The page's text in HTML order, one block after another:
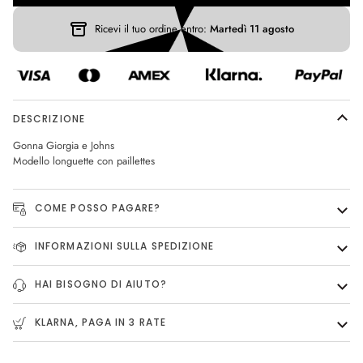
Ricevi il tuo ordine entro: Martedì 11 agosto
DESCRIZIONE
Gonna Giorgia e Johns
Modello longuette con paillettes
COME POSSO PAGARE?
INFORMAZIONI SULLA SPEDIZIONE
HAI BISOGNO DI AIUTO?
KLARNA, PAGA IN 3 RATE